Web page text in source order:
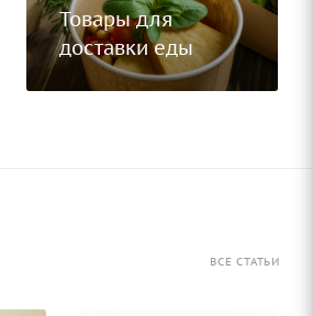
Товары для
доставки еды
ВСЕ СТАТЬИ